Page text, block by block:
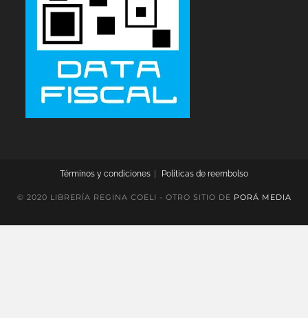
Términos y condiciones Políticas de reembolso
© 2020 LIBRERÍA REGINA COELI - OTRO SITIO DE PORÁ MEDIA